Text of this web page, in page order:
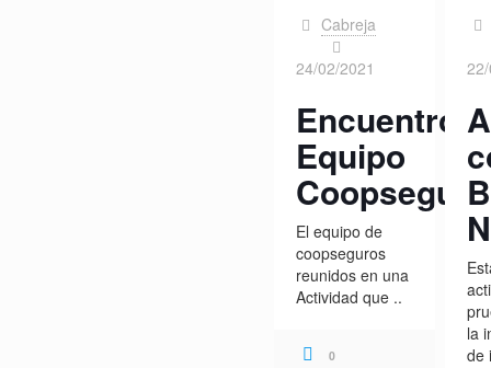
Cabreja
24/02/2021
Encuentro
Equipo
El equipo de
coopseguros
reunidos en una
Actividad que ..
0
la
de